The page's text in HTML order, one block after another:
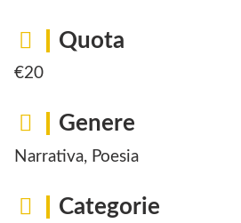
Quota
€20
Genere
Narrativa, Poesia
Categorie